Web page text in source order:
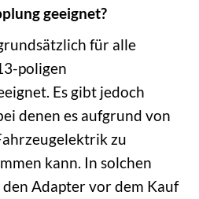
geeignet?
für alle
poligen
Es gibt jedoch
denen es aufgrund von
zu
kann. In solchen
Adapter vor dem Kauf